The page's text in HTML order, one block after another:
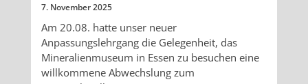
7. November 2025
Am 20.08. hatte unser neuer
Anpassungslehrgang die Gelegenheit, das
Mineralienmuseum in Essen zu besuchen eine
willkommene Abwechslung zum